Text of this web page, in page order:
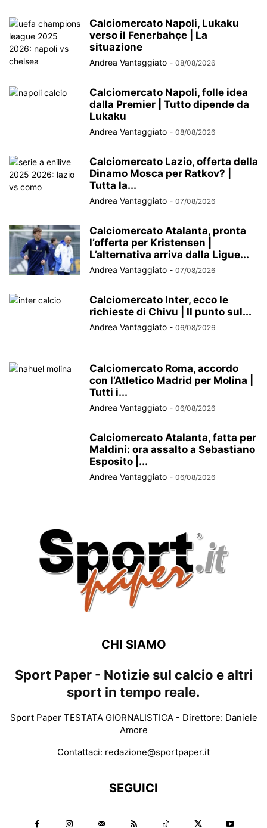
Calciomercato Napoli, Lukaku
verso il Fenerbahçe | La
situazione
Andrea Vantaggiato - 08/08/2026
Calciomercato Napoli, folle idea
dalla Premier | Tutto dipende da
Lukaku
Andrea Vantaggiato - 08/08/2026
Calciomercato Lazio, offerta della
Dinamo Mosca per Ratkov? |
Tutta la...
Andrea Vantaggiato - 07/08/2026
Calciomercato Atalanta, pronta
l’offerta per Kristensen |
L’alternativa arriva dalla Ligue...
Andrea Vantaggiato - 07/08/2026
Calciomercato Inter, ecco le
richieste di Chivu | Il punto sul...
Andrea Vantaggiato - 06/08/2026
Calciomercato Roma, accordo
con l’Atletico Madrid per Molina |
Tutti i...
Andrea Vantaggiato - 06/08/2026
Calciomercato Atalanta, fatta per
Maldini: ora assalto a Sebastiano
Esposito |...
Andrea Vantaggiato - 06/08/2026
CHI SIAMO
Sport Paper - Notizie sul calcio e altri
sport in tempo reale.
Sport Paper TESTATA GIORNALISTICA - Direttore: Daniele
Amore
Contattaci: redazione@sportpaper.it
SEGUICI